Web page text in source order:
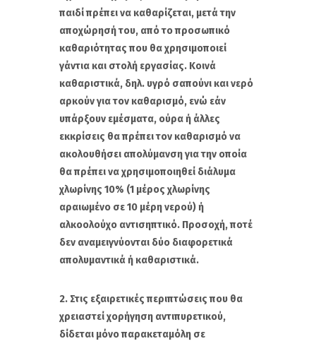
παιδί πρέπει να καθαρίζεται, μετά την
αποχώρησή του, από το προσωπικό
καθαριότητας που θα χρησιμοποιεί
γάντια και στολή εργασίας. Κοινά
καθαριστικά, δηλ. υγρό σαπούνι και νερό
αρκούν για τον καθαρισμό, ενώ εάν
υπάρξουν εμέσματα, ούρα ή άλλες
εκκρίσεις θα πρέπει τον καθαρισμό να
ακολουθήσει απολύμανση για την οποία
θα πρέπει να χρησιμοποιηθεί διάλυμα
χλωρίνης 10% (1 μέρος χλωρίνης
αραιωμένο σε 10 μέρη νερού) ή
αλκοολούχο αντισηπτικό. Προσοχή, ποτέ
δεν αναμειγνύονται δύο διαφορετικά
απολυμαντικά ή καθαριστικά.
2. Στις εξαιρετικές περιπτώσεις που θα
χρειαστεί χορήγηση αντιπυρετικού,
δίδεται μόνο παρακεταμόλη σε